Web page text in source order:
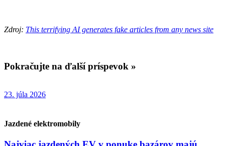
Zdroj: This terrifying AI generates fake articles from any news site
Pokračujte na ďalší príspevok »
23. júla 2026
Jazdené elektromobily